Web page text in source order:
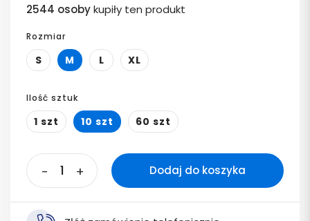
2544 osobykupiły ten produkt
Rozmiar
S M L XL
Ilość sztuk
1 szt 10 szt 60 szt
- + Dodaj do koszyka